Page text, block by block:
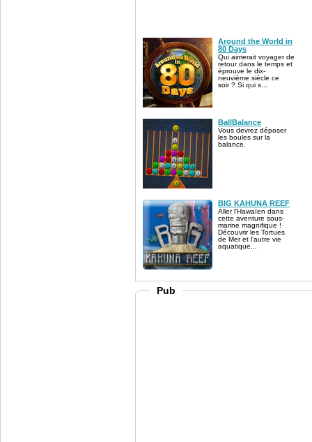
Around the World in
80 Days
Qui aimerait voyager de
retour dans le temps et
éprouve le dix-
neuvième siècle ce
soir ? Si qui s...
BallBalance
Vous devrez déposer
les boules sur la
balance.
BIG KAHUNA REEF
Aller l'Hawaïen dans
cette aventure sous-
marine magnifique !
Découvrir les Tortues
de Mer et l'autre vie
aquatique...
Pub